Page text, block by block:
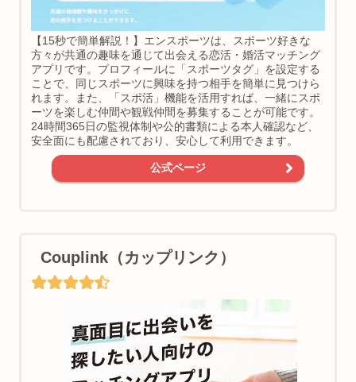
【15秒で簡単解説！】エンスポーツは、スポーツ好きな
方々が共通の趣味を通じて出会える恋活・婚活マッチング
アプリです。プロフィールに「スポーツタグ」を設定する
ことで、同じスポーツに興味を持つ相手を簡単に見つけら
れます。また、「スポ活」機能を活用すれば、一緒にスポ
ーツを楽しむ仲間や観戦仲間を募集することが可能です。
24時間365日の監視体制や公的書類による本人確認など、
安全面にも配慮されており、安心して利用できます。
公式ページ
Couplink（カップリンク）